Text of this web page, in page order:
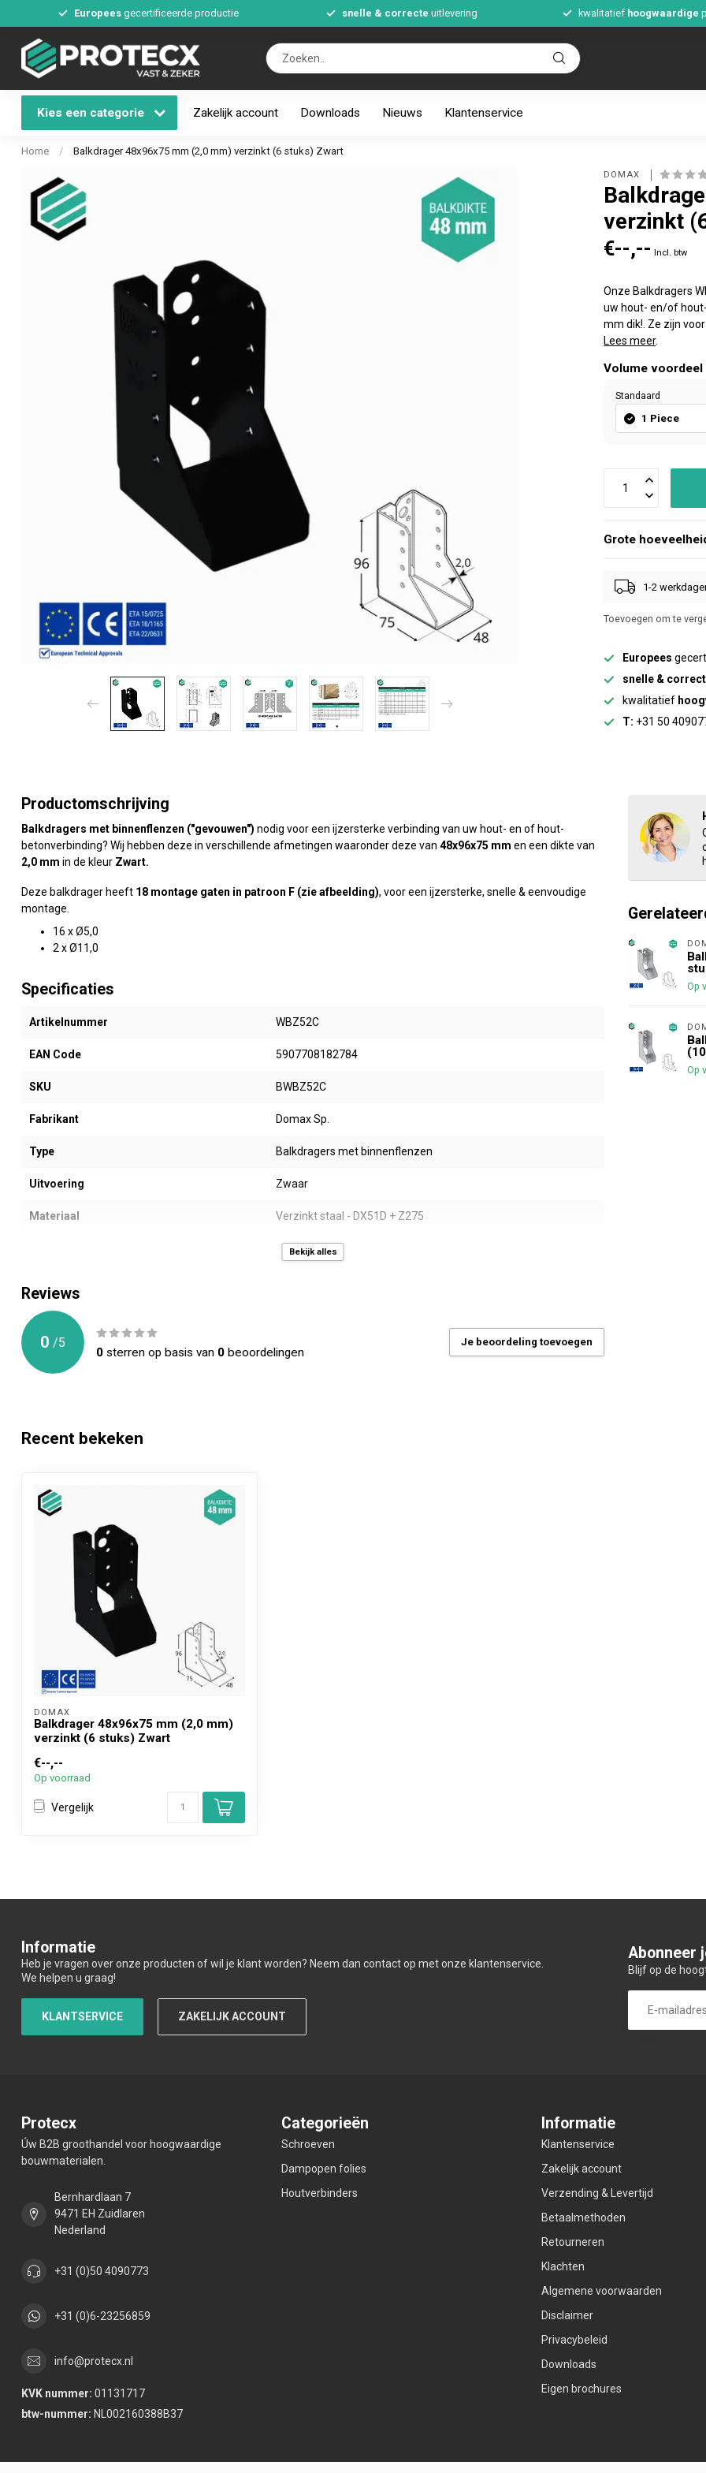
Europeesgecertificeerde productie snelle & correcte uitlevering kwalitatief hoogwaardige
Kies een categorie Zakelijk account Downloads Nieuws Klantenservice
Home / Balkdrager 48x96x75 mm (2,0 mm) verzinkt (6 stuks) Zwart
DOMAX
verzinkt
€--,-- Incl. btw
Onze Balkdragers
uw hout- en/of
mm dik!. Ze zijn
Lees meer.
Volume voordeel
Standaard
1 Piece
Grote
1-2
Toevoegen om te
Europees
snelle &
kwalitatief
T: +31 50
Productomschrijving
Balkdragers met binnenflenzen ("gevouwen") nodig voor een ijzersterke verbinding van uw hout- en of hout-
betonverbinding? Wij hebben deze in verschillende afmetingen waaronder deze van 48x96x75 mm en een dikte van
2,0 mm in de kleur Zwart.
Deze balkdrager heeft 18 montage gaten in patroon F (zie afbeelding), voor een ijzersterke, snelle & eenvoudige
montage.
16 x Ø5,0
2 x Ø11,0
Specificaties
Artikelnummer WBZ52C
EAN Code 5907708182784
SKU BWBZ52C
Fabrikant Domax Sp.
Type Balkdragers met binnenflenzen
Uitvoering Zwaar
Materiaal Verzinkt staal - DX51D + Z275
DX51D + Z275MAC + Duplex Zwart
Afmeting AxBxC (mm)
Netto binnenmaat/balkmaat (mm) 48 x 96 mm
Dikte (mm)
Gatenpatroon
Toepassing
CE Keurmerk
Bekijk alles
Reviews
0 /5
0 sterren op basis van 0 beoordelingen
Je beoordeling toevoegen
Op
Op
Recent bekeken
DOMAX
Balkdrager 48x96x75 mm (2,0 mm)
verzinkt (6 stuks) Zwart
€--,--
Op voorraad
Vergelijk
Informatie
Heb je vragen over onze producten of wil je klant worden? Neem dan contact op met onze klantenservice.
We helpen u graag!
KLANTSERVICE ZAKELIJK ACCOUNT
Abonneer
Blijf op de
Protecx
Úw B2B groothandel voor hoogwaardige
bouwmaterialen.
Bernhardlaan 7
9471 EH Zuidlaren
Nederland
+31 (0)50 4090773
+31 (0)6-23256859
info@protecx.nl
KVK nummer: 01131717
btw-nummer: NL002160388B37
Categorieën
Schroeven
Dampopen folies
Houtverbinders
Informatie
Klantenservice
Zakelijk account
Verzending & Levertijd
Betaalmethoden
Retourneren
Klachten
Algemene voorwaarden
Disclaimer
Privacybeleid
Downloads
Eigen brochures